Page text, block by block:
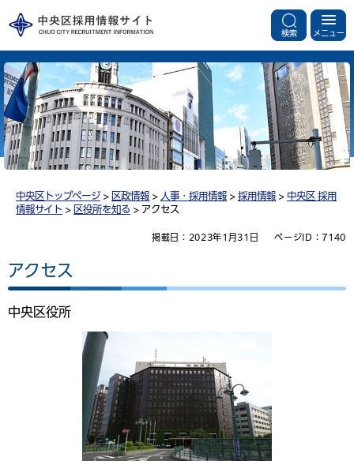
検索 メニュー
中央区トップページ> 区政情報 > 人事・採用情報 > 採用情報 > 中央区 採用
情報サイト > 区役所を知る > アクセス
掲載日：2023年1月31日 ページID：7140
アクセス
中央区役所